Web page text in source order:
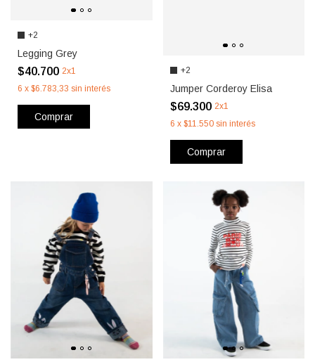
+2
Legging Grey
$40.700 2x1
6 x $6.783,33 sin interés
Comprar
+2
Jumper Corderoy Elisa
$69.300 2x1
6 x $11.550 sin interés
Comprar